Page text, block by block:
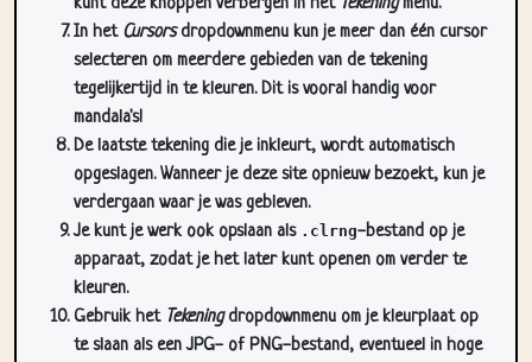
kunt deze knoppen verbergen in het Tekeningmenu.
In het Cursorsdropdownmenu kun je meer dan één cursor
selecteren om meerdere gebieden van de tekening
tegelijkertijd in te kleuren. Dit is vooral handig voor
mandala's!
De laatste tekening die je inkleurt, wordt automatisch
opgeslagen. Wanneer je deze site opnieuw bezoekt, kun je
verdergaan waar je was gebleven.
Je kunt je werk ook opslaan als .clrng-bestand op je
apparaat, zodat je het later kunt openen om verder te
kleuren.
Gebruik het Tekeningdropdownmenu om je kleurplaat op
te slaan als een JPG- of PNG-bestand, eventueel in hoge